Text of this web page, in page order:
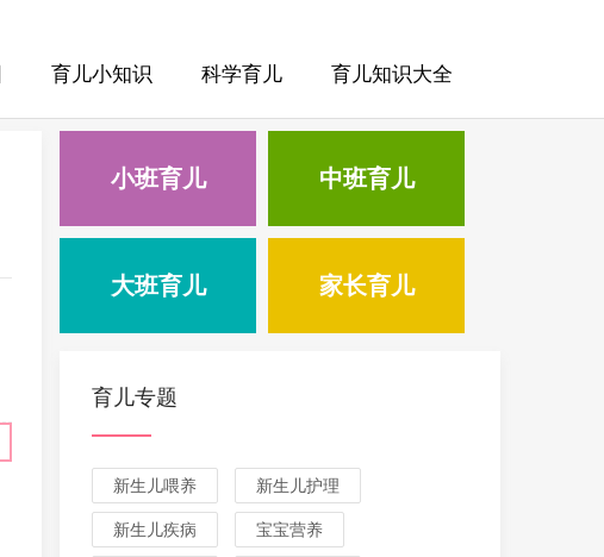
育儿小知识 科学育儿 育儿知识大全
小班育儿 中班育儿
大班育儿 家长育儿
育儿专题
新生儿喂养 新生儿护理
新生儿疾病 宝宝营养